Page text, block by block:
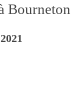
Bourneton
2021